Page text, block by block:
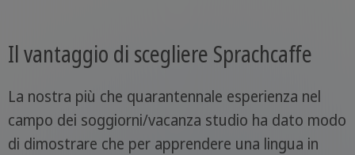
Il vantaggio di scegliere Sprachcaffe
La nostra più che quarantennale esperienza nel
campo dei soggiorni/vacanza studio ha dato modo
di dimostrare che per apprendere una lingua in